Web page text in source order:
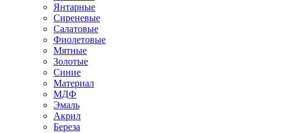
Янтарные
Сиреневые
Салатовые
Фиолетовые
Мятные
Золотые
Синие
Материал
МДФ
Эмаль
Акрил
Береза